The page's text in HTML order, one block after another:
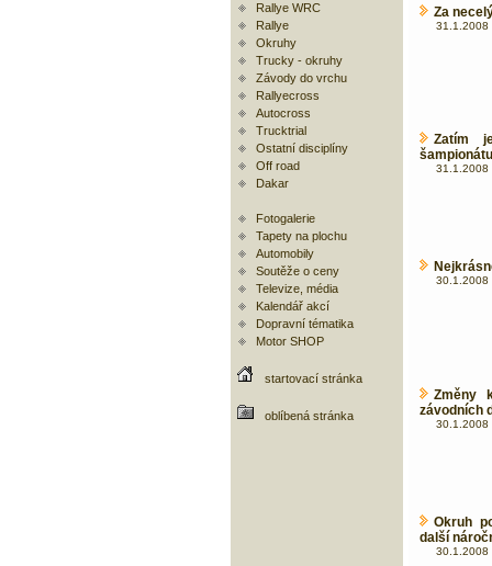
Rallye WRC
Rallye
Okruhy
Trucky - okruhy
Závody do vrchu
Rallyecross
Autocross
Trucktrial
Ostatní disciplíny
Off road
Dakar
Fotogalerie
Tapety na plochu
Automobily
Soutěže o ceny
Televize, média
Kalendář akcí
Dopravní tématika
Motor SHOP
startovací stránka
oblíbená stránka
Za
31.1.2008
Zatím
31.1.2008
30.1.2008
Změny
závodních
30.1.2008
Okruh
další
30.1.2008